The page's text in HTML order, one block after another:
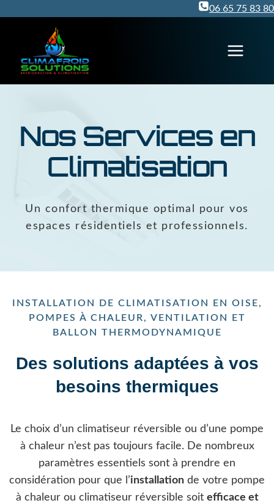
06 65 75 83 80
Nos Services en
Climatisation
Un confort thermique optimal pour vos
espaces résidentiels et professionnels.
INSTALLATION DE CLIMATISATION EN OISE,
POMPES À CHALEUR, VENTILATION ET
BALLON THERMODYNAMIQUE
Des solutions adaptées à vos
besoins thermiques
Le choix d’un climatiseur réversible ou d’une pompe
à chaleur n’est pas toujours facile. De nombreux
paramètres essentiels sont à prendre en
considération pour que l’installation de votre pompe
à chaleur ou climatiseur réversible soit efficace et